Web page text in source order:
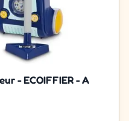
- ECOIFFIER - A